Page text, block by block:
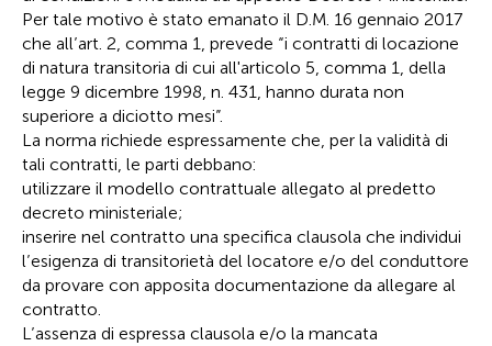
Per tale motivo è stato emanato il D.M. 16 gennaio 2017
che all’art. 2, comma 1, prevede “i contratti di locazione
di natura transitoria di cui all'articolo 5, comma 1, della
legge 9 dicembre 1998, n. 431, hanno durata non
superiore a diciotto mesi”.
La norma richiede espressamente che, per la validità di
tali contratti, le parti debbano:
utilizzare il modello contrattuale allegato al predetto
decreto ministeriale;
inserire nel contratto una specifica clausola che individui
l’esigenza di transitorietà del locatore e/o del conduttore
da provare con apposita documentazione da allegare al
contratto.
L’assenza di espressa clausola e/o la mancata